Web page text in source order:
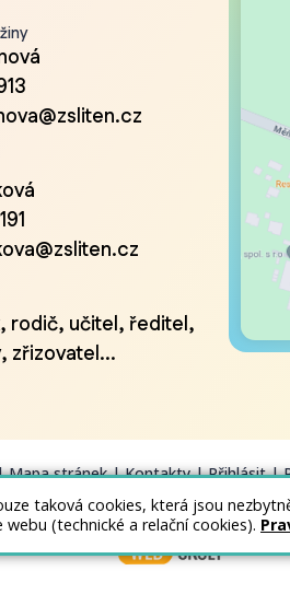
rodič, učitel, ředitel,
zřizovatel...
|Mapa stránek|Kontakty|Přihlásit|
taková cookies, která jsou
(technické a relační cookies).